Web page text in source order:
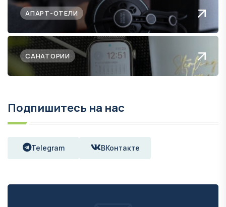
АПАРТ-ОТЕЛИ
САНАТОРИИ
Подпишитесь на нас
Telegram ВКонтакте